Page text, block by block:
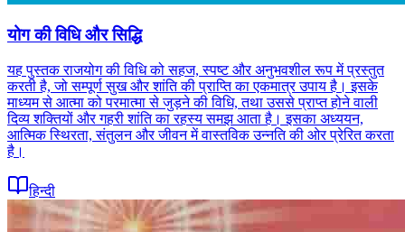
योग की विधि और सिद्धि
यह पुस्तक राजयोग की विधि को सहज, स्पष्ट और अनुभवशील रूप में प्रस्तुत
करती है, जो सम्पूर्ण सुख और शांति की प्राप्ति का एकमात्र उपाय है। इसके
माध्यम से आत्मा को परमात्मा से जुड़ने की विधि, तथा उससे प्राप्त होने वाली
दिव्य शक्तियों और गहरी शांति का रहस्य समझ आता है। इसका अध्ययन,
आत्मिक स्थिरता, संतुलन और जीवन में वास्तविक उन्नति की ओर प्रेरित करता
है।
हिन्दी